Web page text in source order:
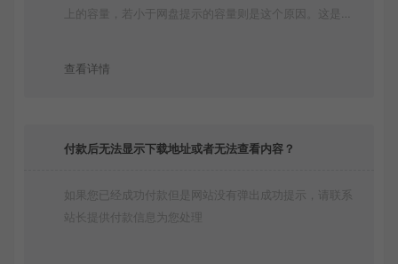
上的容量，若小于网盘提示的容量则是这个原因。这是浏
查看详情
付款后无法显示下载地址或者无法查看内容？
如果您已经成功付款但是网站没有弹出成功提示，请联系
站长提供付款信息为您处理